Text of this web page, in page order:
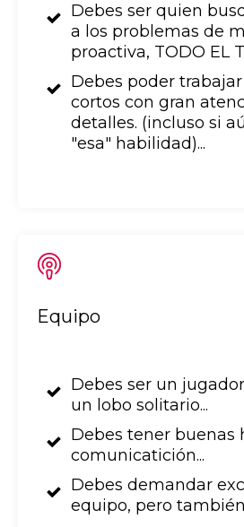
Debes ser quien
a los problemas de
proactiva, TODO EL
Debes poder
cortos con gran
detalles. (incluso si
"esa" habilidad)...
Equipo
Debes ser un
un lobo solitario...
Debes tener buenas
comunicatición...
Debes demandar
equipo, pero